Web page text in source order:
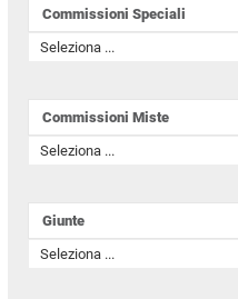
Commissioni Speciali
Commissioni Miste
Giunte